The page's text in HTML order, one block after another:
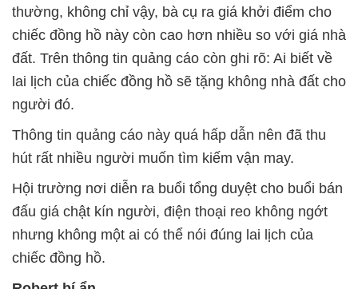
thường, không chỉ vậy, bà cụ ra giá khởi điểm cho
chiếc đồng hồ này còn cao hơn nhiều so với giá nhà
đất. Trên thông tin quảng cáo còn ghi rõ: Ai biết về
lai lịch của chiếc đồng hồ sẽ tặng không nhà đất cho
người đó.
Thông tin quảng cáo này quá hấp dẫn nên đã thu
hút rất nhiều người muốn tìm kiếm vận may.
Hội trường nơi diễn ra buổi tổng duyệt cho buổi bán
đấu giá chật kín người, điện thoại reo không ngớt
nhưng không một ai có thể nói đúng lai lịch của
chiếc đồng hồ.